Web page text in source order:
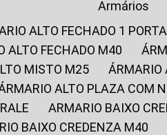
Armários
ALTO FECHADO 1
ALTO FECHADO M40
MISTO M25
ÁRMARIO ALTO PLAZA COM
ARMARIO BAIXO
BAIXO CREDENZA M40